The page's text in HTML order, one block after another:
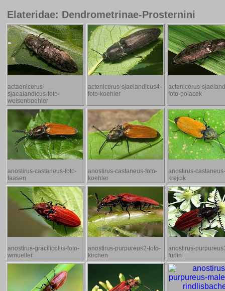
Elateridae: Dendrometrinae-Prosternini
actaenicerus-
sjaealandicus-foto-
weisenboehler
actenicerus-sjaelandicus4-
foto-koehler
actenicerus-
foto-polacek
anostirus-castaneus-foto-
faasen
anostirus-castaneus-foto-
koehler
anostirus-
krejcik
anostirus-gracilicollis-foto-
wmueller
anostirus-purpureus2-foto-
kirchen
anostirus-
furlin